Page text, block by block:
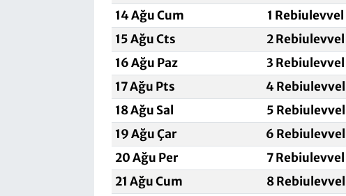
14 Ağu Cum
1
15 Ağu Cts
2
16 Ağu Paz
3
17 Ağu Pts
4
18 Ağu Sal
5
19 Ağu Çar
6
20 Ağu Per
7
21 Ağu Cum
8